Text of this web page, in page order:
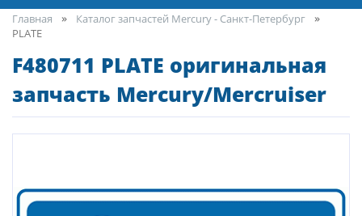
Главная
Каталог запчастей Mercury - Санкт-Петербург
PLATE
F480711 PLATE оригинальная
запчасть Mercury/Mercruiser